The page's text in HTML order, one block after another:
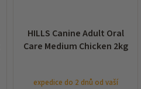
HILLS Canine Adult Oral
Care Medium Chicken 2kg
expedice do 2 dnů od vaší